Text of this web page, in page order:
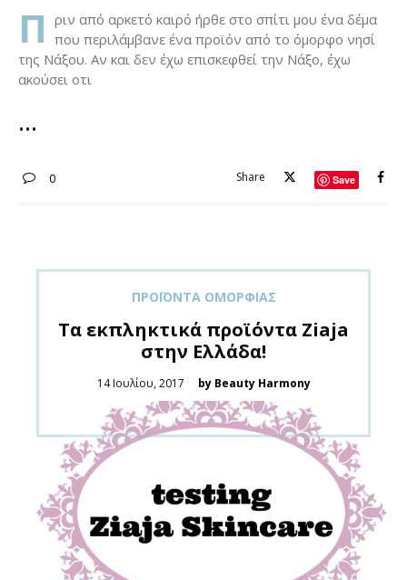
Π ριν από αρκετό καιρό ήρθε στο σπίτι μου ένα δέμα
που περιλάμβανε ένα προϊόν από το όμορφο νησί
της Νάξου. Αν και δεν έχω επισκεφθεί την Νάξο, έχω
ακούσει οτι
0 Share Save
ΠΡΟΪΌΝΤΑ ΟΜΟΡΦΙΆΣ
Tα εκπληκτικά προϊόντα Ziaja
στην Ελλάδα!
Posted
14 Ιουλίου, 2017 by Beauty Harmony